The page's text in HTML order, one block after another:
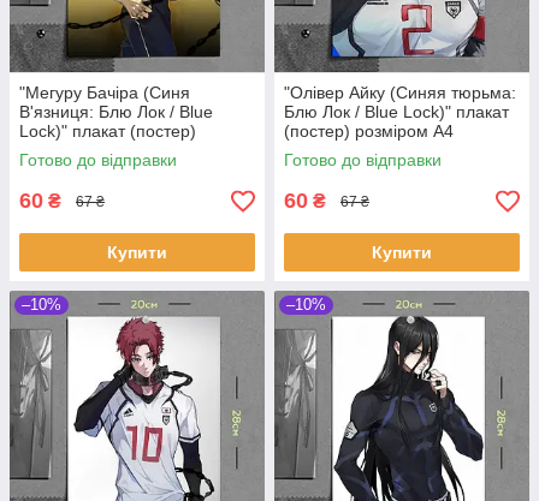
"Мегуру Бачіра (Синя
В'язниця: Блю Лок / Blue
Lock)" плакат (постер)
розміром А4 (20х28см)
Готово до відправки
60 ₴ 67 ₴
Купити
"Олівер Айку (Синяя тюрьма:
Блю Лок / Blue Lock)" плакат
(постер) розміром А4
(20х28см)
Готово до відправки
60 ₴ 67 ₴
Купити
–10% –10%